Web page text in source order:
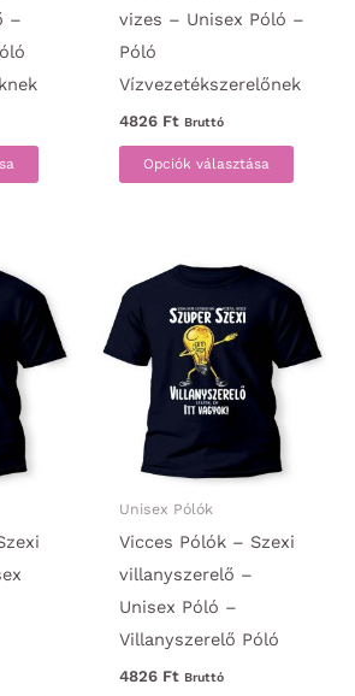
–
Ennek
a
variációja
van.
A
termékoldalon
választhatók
vizes – Unisex Póló –
Póló
Vízvezetékszerelőnek
4826 Ft Bruttó
Opciók választása
Ennek
a
van.
A
Unisex Pólók
Vicces Pólók – Szexi
villanyszerelő –
Unisex Póló –
Villanyszerelő Póló
4826 Ft Bruttó